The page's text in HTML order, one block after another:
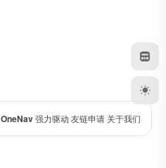
OneNav强力驱动 友链申请 关于我们